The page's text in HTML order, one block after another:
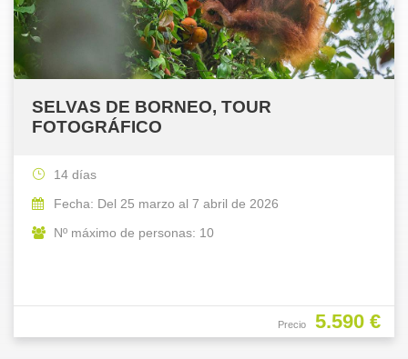
SELVAS DE BORNEO, TOUR
FOTOGRÁFICO
Precio 5.590 €
14 días
Fecha: Del 25 marzo al 7 abril de 2026
Nº máximo de personas: 10